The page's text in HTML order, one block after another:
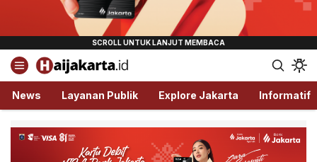
Haijakarta.id
Semua Tentang Jakarta Ada Disini!
News Layanan Publik Explore Jakarta Informatif